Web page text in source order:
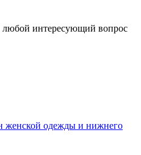
любой интересующий вопрос
женской одежды и нижнего